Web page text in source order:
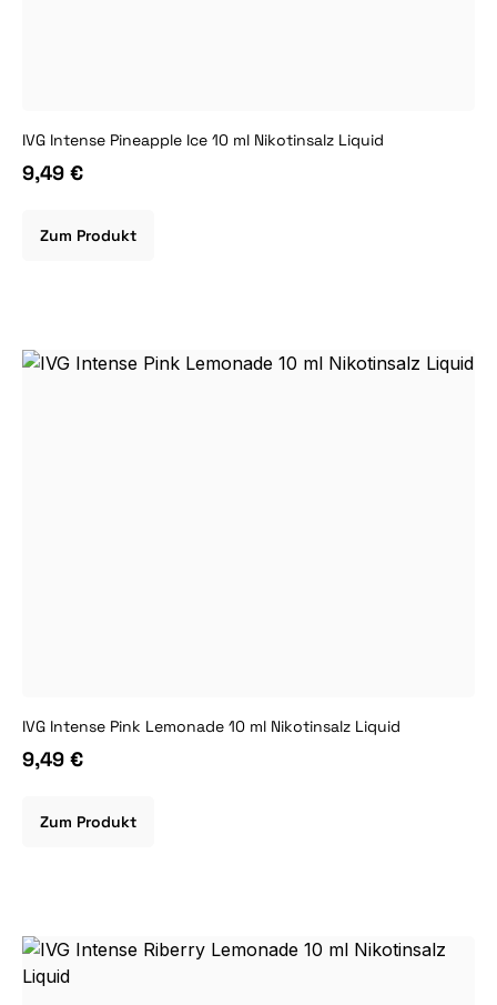
IVG Intense Pineapple Ice 10 ml Nikotinsalz Liquid
9,49 €
Zum Produkt
IVG Intense Pink Lemonade 10 ml Nikotinsalz Liquid
9,49 €
Zum Produkt